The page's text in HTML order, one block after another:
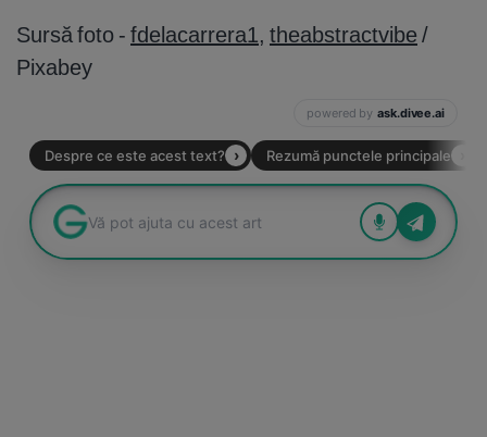
Sursă foto - fdelacarrera1, theabstractvibe /
Pixabey